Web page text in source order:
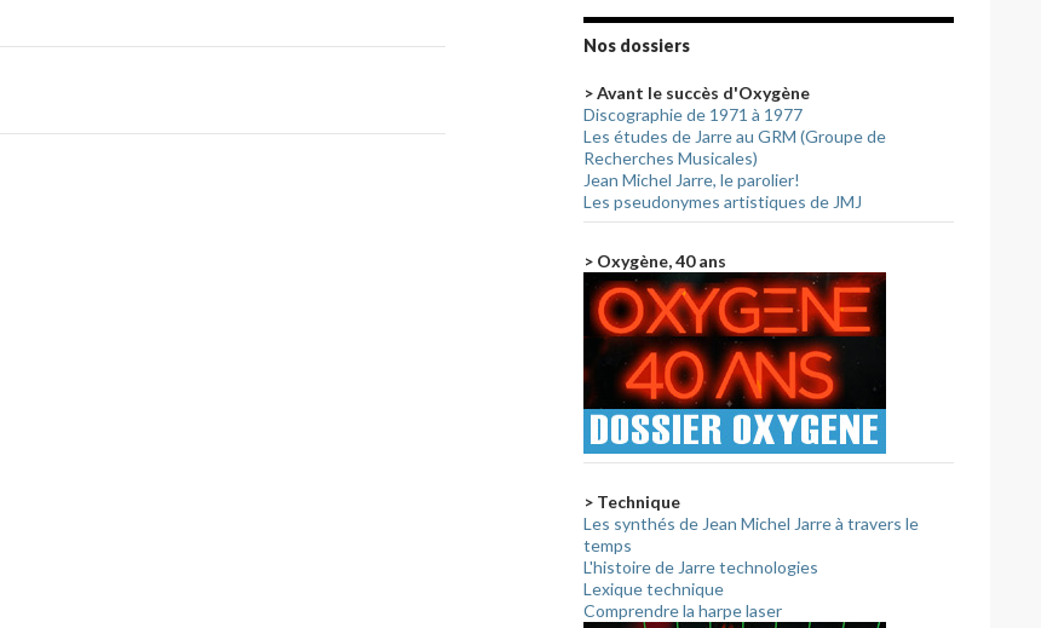
Nos dossiers
> Avant le succès d'Oxygène
Discographie de 1971 à 1977
Les études de Jarre au GRM (Groupe de
Recherches Musicales)
Jean Michel Jarre, le parolier!
Les pseudonymes artistiques de JMJ
> Oxygène, 40 ans
> Technique
Les synthés de Jean Michel Jarre à travers le
temps
L'histoire de Jarre technologies
Lexique technique
Comprendre la harpe laser